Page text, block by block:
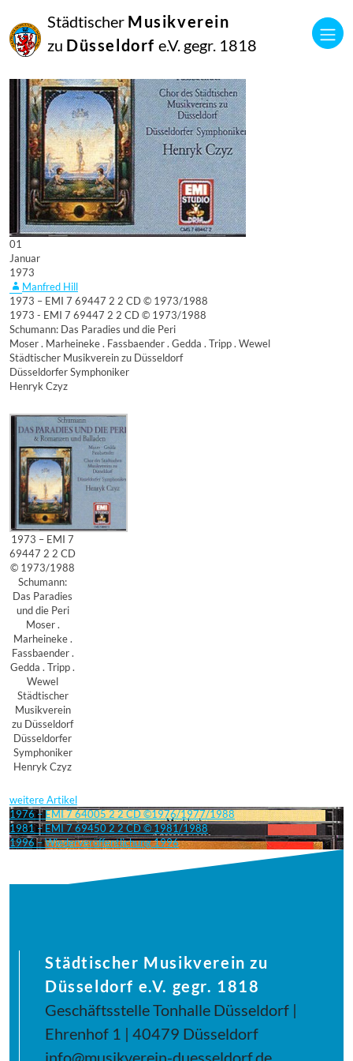
Städtischer Musikverein
zu Düsseldorf e.V. gegr. 1818
01
Januar
1973
Manfred Hill
1973 – EMI 7 69447 2 2 CD © 1973/1988
1973 - EMI 7 69447 2 2 CD © 1973/1988
Schumann: Das Paradies und die Peri
Moser . Marheineke . Fassbaender . Gedda . Tripp . Wewel
Städtischer Musikverein zu Düsseldorf
Düsseldorfer Symphoniker
Henryk Czyz
1973 – EMI 7
69447 2 2 CD
© 1973/1988
Schumann:
Das Paradies
und die Peri
Moser .
Marheineke .
Fassbaender .
Gedda . Tripp .
Wewel
Städtischer
Musikverein
zu Düsseldorf
Düsseldorfer
Symphoniker
Henryk Czyz
weitere Artikel
1976 – EMI 7 64005 2 2 CD ©1976/1977/1988
1981 – EMI 7 69450 2 2 CD © 1981/1988
1996 – Wiederveröffentlichung 1996
Städtischer Musikverein zu
Düsseldorf e.V. gegr. 1818
Geschäftsstelle Tonhalle Düsseldorf |
Ehrenhof 1 | 40479 Düsseldorf
info@musikverein-duesseldorf.de